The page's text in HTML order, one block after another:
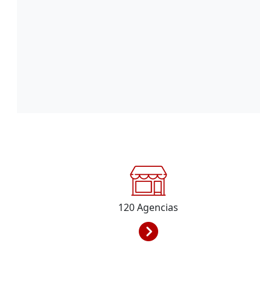
120Agencias